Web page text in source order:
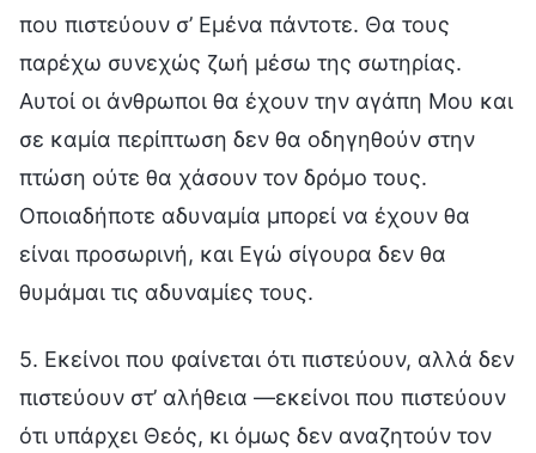
που πιστεύουν σ’ Εμένα πάντοτε. Θα τους
παρέχω συνεχώς ζωή μέσω της σωτηρίας.
Αυτοί οι άνθρωποι θα έχουν την αγάπη Μου και
σε καμία περίπτωση δεν θα οδηγηθούν στην
πτώση ούτε θα χάσουν τον δρόμο τους.
Οποιαδήποτε αδυναμία μπορεί να έχουν θα
είναι προσωρινή, και Εγώ σίγουρα δεν θα
θυμάμαι τις αδυναμίες τους.
5. Εκείνοι που φαίνεται ότι πιστεύουν, αλλά δεν
πιστεύουν στ’ αλήθεια —εκείνοι που πιστεύουν
ότι υπάρχει Θεός, κι όμως δεν αναζητούν τον